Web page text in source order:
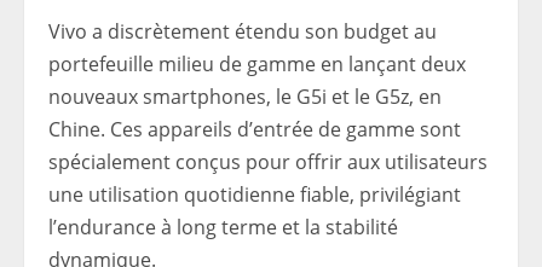
Vivo a discrètement étendu son budget au
portefeuille milieu de gamme en lançant deux
nouveaux smartphones, le G5i et le G5z, en
Chine. Ces appareils d’entrée de gamme sont
spécialement conçus pour offrir aux utilisateurs
une utilisation quotidienne fiable, privilégiant
l’endurance à long terme et la stabilité
dynamique.